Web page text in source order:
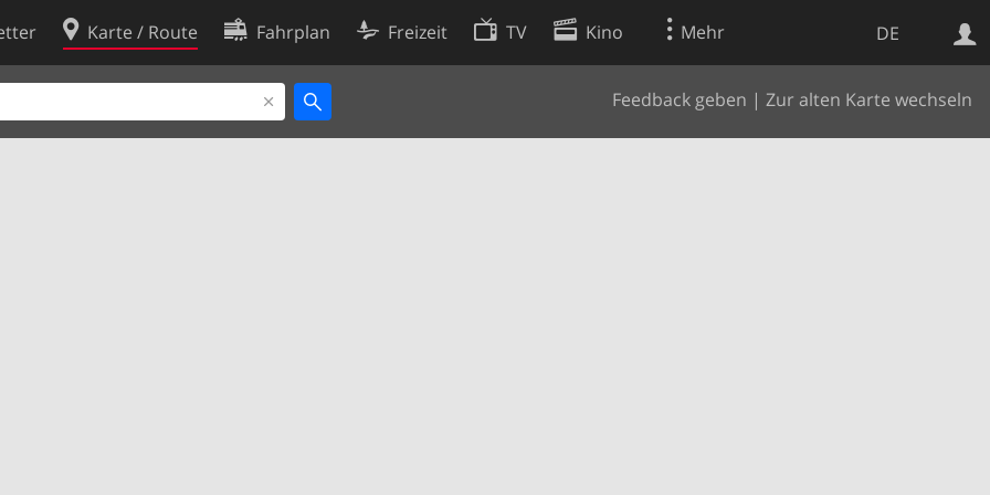
DE
Karte / Route Fahrplan Freizeit TV Kino Mehr
Feedback geben | Zur alten Karte wechseln
Websuche
Cookie-Richtlinie
Cookie-Einstellungen